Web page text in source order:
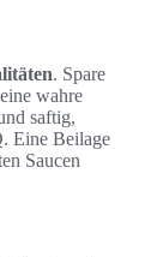
. Spare
wahre
saftig,
Eine Beilage
Saucen